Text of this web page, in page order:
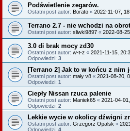
Podświetlenie zegarów.
Ostatni post autor: Borato « 2022-11-07,
Terrano 2.7 - nie wchodzi na
Ostatni post autor: sliwki9897 « 2022-08-
3.0 di brak mocy zd30
Ostatni post autor: w-t-z « 2021-11-15,
Odpowiedzi: 3
[Terrano 2] Jak to w końcu z nim
Ostatni post autor: mały v8 « 2021-08-20,
Odpowiedzi: 1
Ciepły Nissan rzuca palenie
Ostatni post autor: Maniek65 « 2021-04-
Odpowiedzi: 2
Lekkie wycie w okolicy dźwigni
Ostatni post autor: Grzegorz Opalsk «
Odpowiedzi: 4